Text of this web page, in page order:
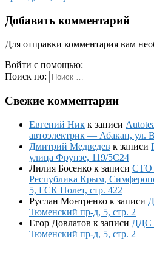
Добавить комментарий
Для отправки комментария вам
Войти с помощью:
Поиск по:
Свежие комментарии
Евгений Ник к записи
автоэлектрик — Абакан, ул.
Дмитрий Медведев к записи
улица Фрунзе, 119/5С24
Лилия Босенко к записи СТО
Республика Крым,
5, ГСК Полет, стр. 422
Руслан Монтренко к записи
Тюменский пр-д, 5, стр. 2
Егор Довлатов к записи ДДС
Тюменский пр-д, 5, стр. 2